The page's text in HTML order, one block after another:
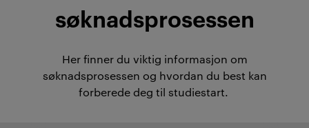
søknadsprosessen
Her finner du viktig informasjon om
søknadsprosessen og hvordan du best kan
forberede deg til studiestart.